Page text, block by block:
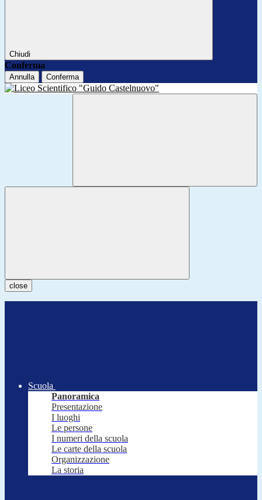
Chiudi
Conferma
Annulla Conferma
close
Scuola
Panoramica
Presentazione
I luoghi
Le persone
I numeri della scuola
Le carte della scuola
Organizzazione
La storia